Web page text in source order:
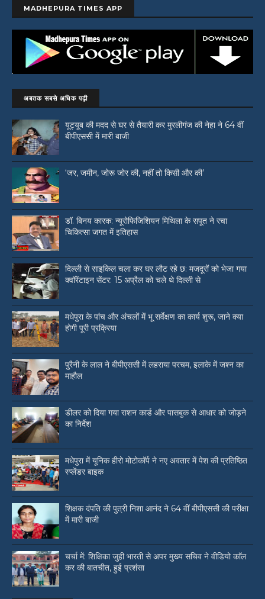
MADHEPURA TIMES APP
अबतक सबसे अधिक पढ़ी
यूट्यूब की मदद से घर से तैयारी कर मुरलीगंज की नेहा ने 64 वीं
बीपीएससी में मारी बाजी
‘जर, जमीन, जोरू जोर की, नहीं तो किसी और की’
डॉ. बिनय कारक: न्यूरोफिजिशियन मिथिला के सपूत ने रचा
चिकित्सा जगत में इतिहास
दिल्ली से साइकिल चला कर घर लौट रहे छ: मजदूरों को भेजा गया
क्वॉरेंटाइन सेंटर: 15 अप्रैल को चले थे दिल्ली से
मधेपुरा के पांच और अंचलों में भू सर्वेक्षण का कार्य शुरू, जाने क्या
होगी पूरी प्रक्रिया
पुरैनी के लाल ने बीपीएससी में लहराया परचम, इलाके में जश्न का
माहौल
डीलर को दिया गया राशन कार्ड और पासबुक से आधार को जोड़ने
का निर्देश
मधेपुरा में यूनिक हीरो मोटोकॉर्प ने नए अवतार में पेश की प्रतिष्ठित
स्प्लेंडर बाइक
शिक्षक दंपति की पुत्री निशा आनंद ने 64 वीं बीपीएससी की परीक्षा
में मारी बाजी
चर्चा में: शिक्षिका जुही भारती से अपर मुख्य सचिव ने वीडियो काॅल
कर की बातचीत, हुई प्रशंसा